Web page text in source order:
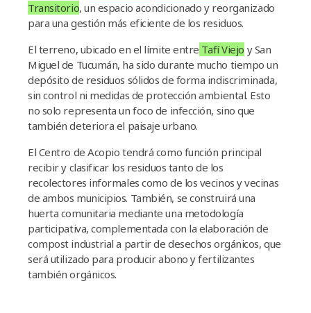
Transitorio, un espacio acondicionado y reorganizado
para una gestión más eficiente de los residuos.
El terreno, ubicado en el límite entre Tafí Viejo y San
Miguel de Tucumán, ha sido durante mucho tiempo un
depósito de residuos sólidos de forma indiscriminada,
sin control ni medidas de protección ambiental. Esto
no solo representa un foco de infección, sino que
también deteriora el paisaje urbano.
El Centro de Acopio tendrá como función principal
recibir y clasificar los residuos tanto de los
recolectores informales como de los vecinos y vecinas
de ambos municipios. También, se construirá una
huerta comunitaria mediante una metodología
participativa, complementada con la elaboración de
compost industrial a partir de desechos orgánicos, que
será utilizado para producir abono y fertilizantes
también orgánicos.